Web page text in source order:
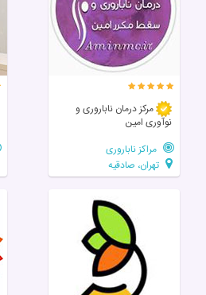
مرکز درمان ناباروری و
نوآوری امین
مراکز ناباروری
تهران، صادقیه